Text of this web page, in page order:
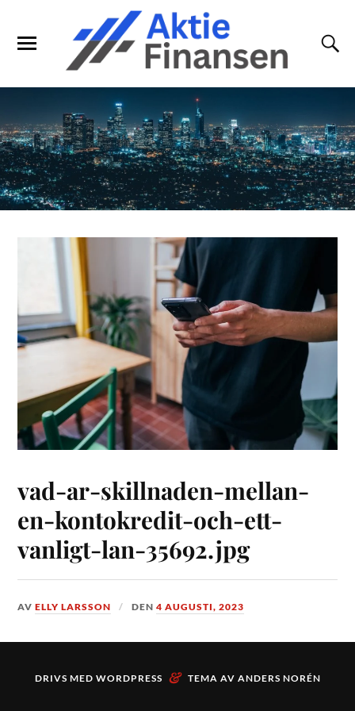
vad-ar-skillnaden-mellan-
en-kontokredit-och-ett-
vanligt-lan-35692.jpg
AVELLY LARSSON DEN4 AUGUSTI, 2023
DRIVS MED WORDPRESS & TEMA AV ANDERS NORÉN